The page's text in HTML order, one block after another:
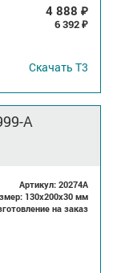
4 888 ₽
6 392 ₽
Скачать Т3
A
Артикул: 20274A
130x200x30 мм
на заказ